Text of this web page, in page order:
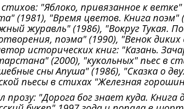
"Яблоко, привязанное к
(1981), "Время цветов. Книга
журавль" (1986), "Вокруг Тукая.
поэма" (1990), "Венок диких
исторических книг: "Казань.
(2000), "кукольных" пьес в
сны Апуша" (1986), "Сказка о
пьесы в стихах "Железная
прозу: "Дорога бог знает куда.